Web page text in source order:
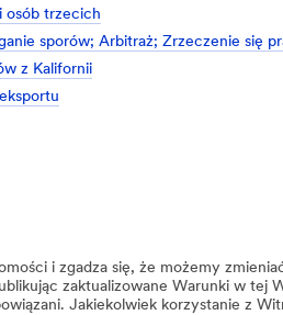
osób trzecich
sporów; Arbitraż; Zrzeczenie się
z Kalifornii
i zgadza się, że możemy
zaktualizowane Warunki w
Jakiekolwiek korzystanie z